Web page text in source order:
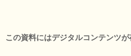
この資料にはデジタルコンテンツが